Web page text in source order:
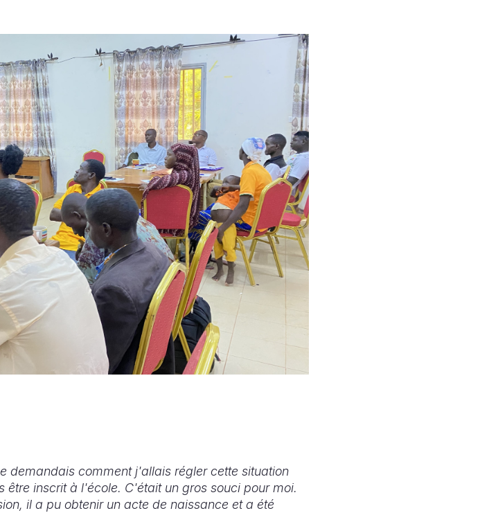
demandais comment j'allais régler cette situation
inscrit à l'école. C'était un gros souci pour moi.
il a pu obtenir un acte de naissance et a été